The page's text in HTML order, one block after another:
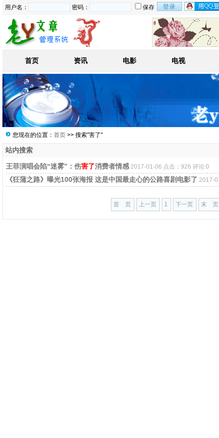
用户名： 密码： 保存
首页 资讯 电影 电视
您现在的位置： 首页 >> 搜索"害了"
站内搜索
王菲演唱会陷“迷雾”：伤害了消费者情感 2017-01-06 点击：926 评论:0
《狂蒲之路》曝光100张海报 这是中国最走心的公路喜剧电影了 2017-
首 页 上一页 1 下一页 末 页